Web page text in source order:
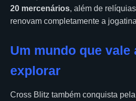
20 mercenários, além de
renovam completamente a
Um mundo que vale
explorar
Cross Blitz também conquista